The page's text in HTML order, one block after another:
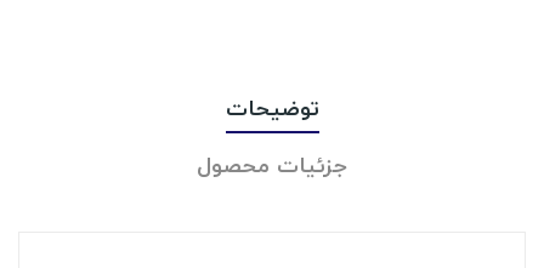
توضیحات
جزئیات محصول